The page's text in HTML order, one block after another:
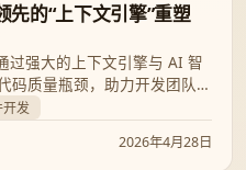
的“上下文引擎”重塑
过强大的上下文引擎与 AI 智
码质量瓶颈，助力开发团队实
发
2026年4月28日